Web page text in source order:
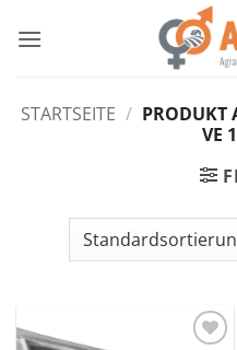
Inhalt
STARTSEITE / PRODUKT
VE